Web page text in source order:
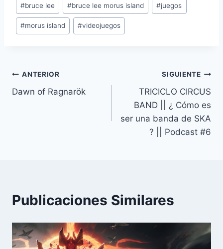
de
la
#bruce lee #bruce lee morus island #juegos
#morus island #videojuegos
Navegación
de
ANTERIOR
Dawn of Ragnarök
SIGUIENTE
TRICICLO CIRCUS
BAND || ¿ Cómo es
ser una banda de SKA
? || Podcast #6
Publicaciones Similares